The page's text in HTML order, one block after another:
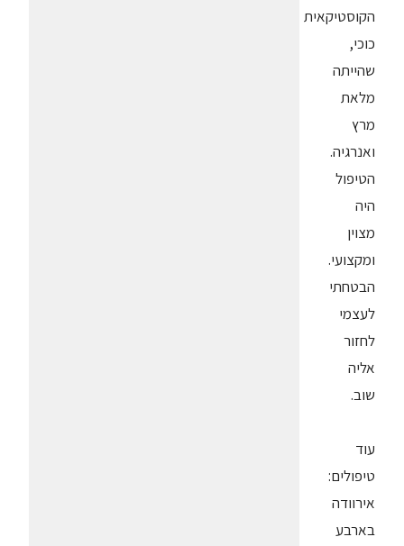
הקוסטיקאית
כוכי,
שהייתה
מלאת
מרץ
ואנרגיה.
הטיפול
היה
מצוין
ומקצועי.
הבטחתי
לעצמי
לחזור
אליה
שוב.
עוד
טיפולים:
אירוודה
בארבע